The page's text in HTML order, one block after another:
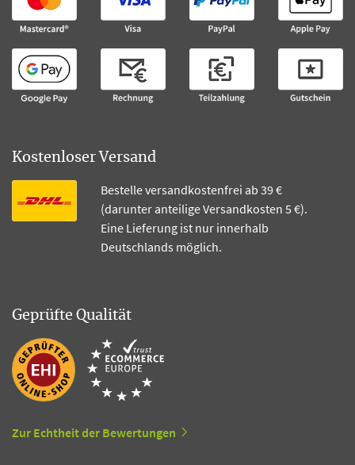
Kostenloser Versand
Bestelle versandkostenfrei ab 39 €
(darunter anteilige Versandkosten 5 €).
Eine Lieferung ist nur innerhalb
Deutschlands möglich.
Geprüfte Qualität
Zur Echtheit der Bewertungen